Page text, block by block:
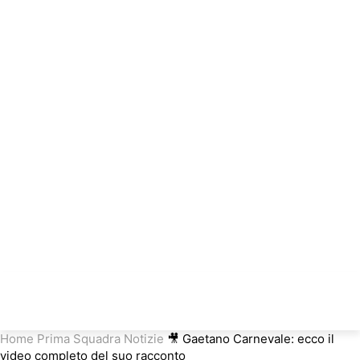
Home Prima Squadra Notizie 🎥 Gaetano Carnevale: ecco il
video completo del suo racconto